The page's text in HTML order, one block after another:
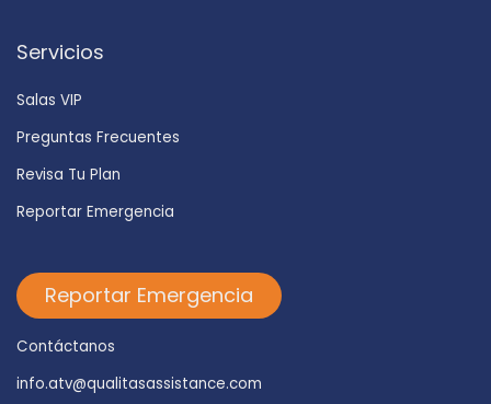
Servicios
Salas VIP
Preguntas Frecuentes
Revisa Tu Plan
Reportar Emergencia
Reportar Emergencia
Contáctanos
info.atv@qualitasassistance.com